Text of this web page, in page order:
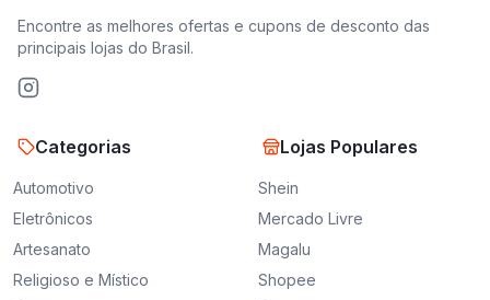
Encontre as melhores ofertas e cupons de desconto das
principais lojas do Brasil.
Categorias
Automotivo
Eletrônicos
Artesanato
Religioso e Místico
Lojas Populares
Shein
Mercado Livre
Magalu
Shopee